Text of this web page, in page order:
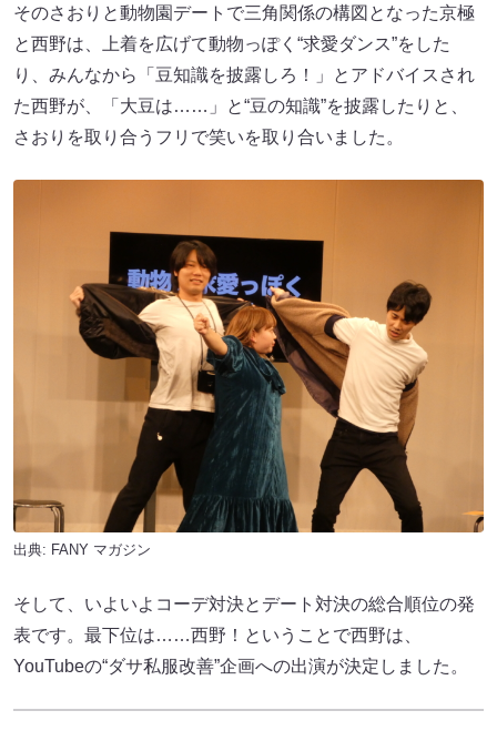
そのさおりと動物園デートで三角関係の構図となった京極
と西野は、上着を広げて動物っぽく“求愛ダンス”をした
り、みんなから「豆知識を披露しろ！」とアドバイスされ
た西野が、「大豆は……」と“豆の知識”を披露したりと、
さおりを取り合うフリで笑いを取り合いました。
出典: FANY マガジン
そして、いよいよコーデ対決とデート対決の総合順位の発
表です。最下位は……西野！ということで西野は、
YouTubeの“ダサ私服改善”企画への出演が決定しました。